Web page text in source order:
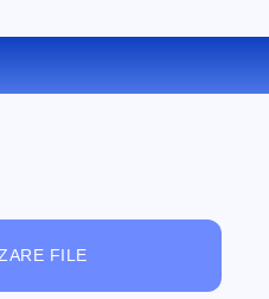
IN DOCX ONLINE
FILE